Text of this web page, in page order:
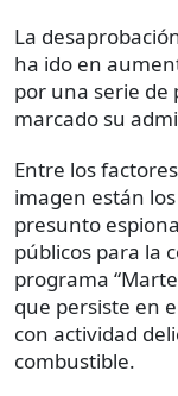
La
ha ido en
por una serie de
marcado su
Entre los
imagen están
presunto
públicos para la
programa
que persiste en
con actividad
combustible.